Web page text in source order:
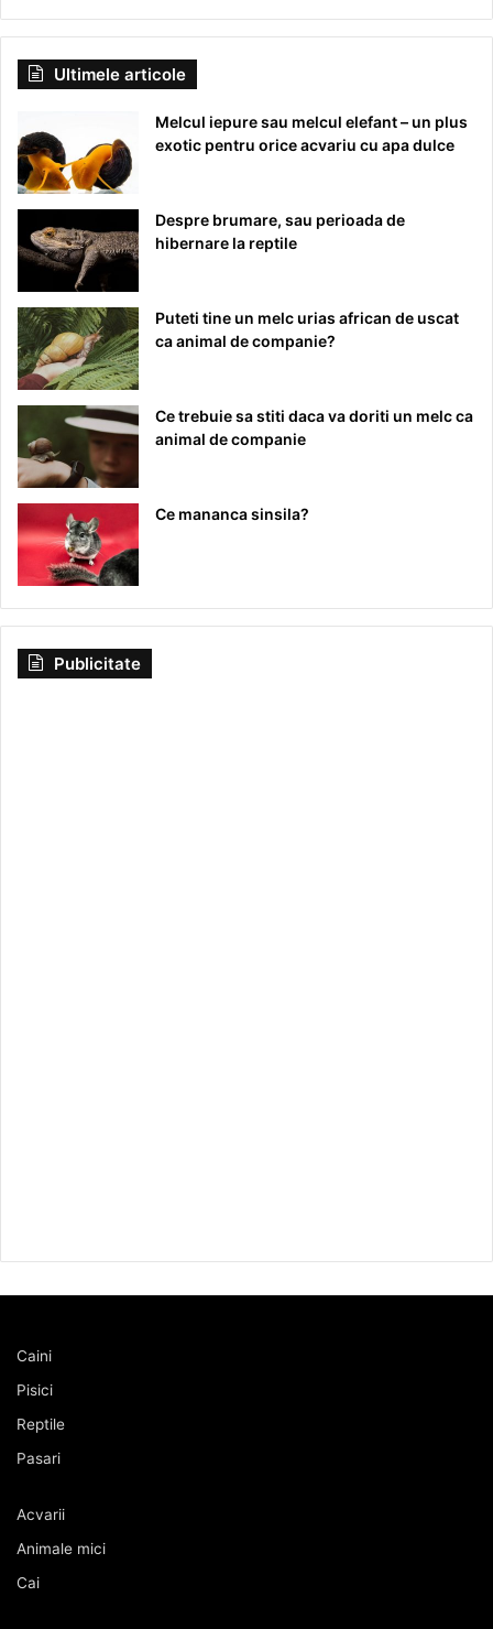
Ultimele articole
Melcul iepure sau melcul elefant – un plus
exotic pentru orice acvariu cu apa dulce
Despre brumare, sau perioada de
hibernare la reptile
Puteti tine un melc urias african de uscat
ca animal de companie?
Ce trebuie sa stiti daca va doriti un melc ca
animal de companie
Ce mananca sinsila?
Publicitate
Caini
Pisici
Reptile
Pasari
Acvarii
Animale mici
Cai